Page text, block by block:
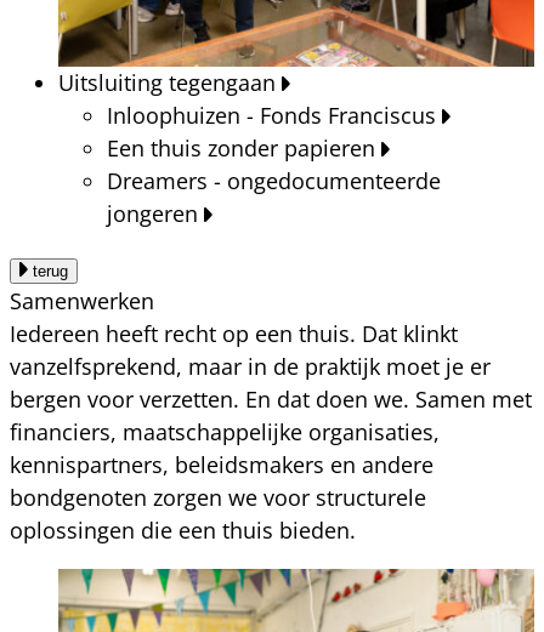
Uitsluiting tegengaan
Inloophuizen - Fonds Franciscus
Een thuis zonder papieren
Dreamers - ongedocumenteerde
jongeren
terug
Samenwerken
Iedereen heeft recht op een thuis. Dat klinkt
vanzelfsprekend, maar in de praktijk moet je er
bergen voor verzetten. En dat doen we. Samen met
financiers, maatschappelijke organisaties,
kennispartners, beleidsmakers en andere
bondgenoten zorgen we voor structurele
oplossingen die een thuis bieden.